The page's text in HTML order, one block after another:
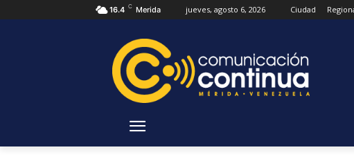
16.4 C Merida jueves, agosto 6, 2026 Ciudad